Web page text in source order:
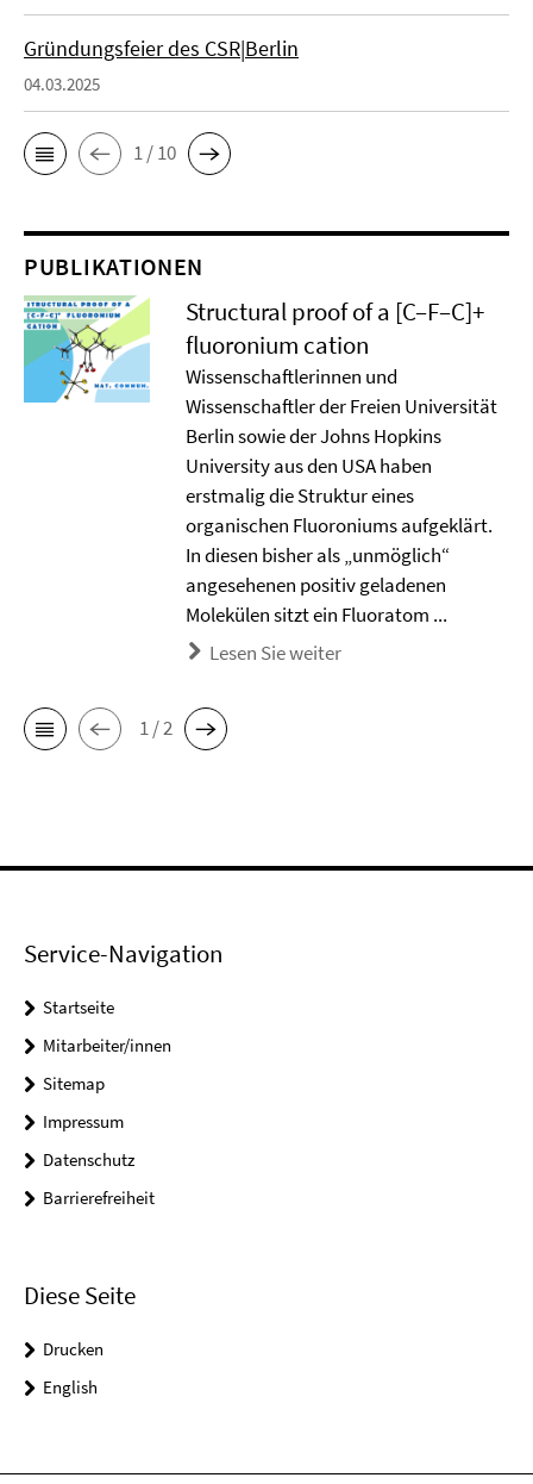
Gründungsfeier des CSR|Berlin
04.03.2025
1 / 10
PUBLIKATIONEN
Structural proof of a [C–F–C]+
ﬂuoronium cation
Wissenschaftlerinnen und
Wissenschaftler der Freien Universität
Berlin sowie der Johns Hopkins
University aus den USA haben
erstmalig die Struktur eines
organischen Fluoroniums aufgeklärt.
In diesen bisher als „unmöglich“
angesehenen positiv geladenen
Molekülen sitzt ein Fluoratom ...
Lesen Sie weiter
1 / 2
Service-Navigation
Startseite
Mitarbeiter/innen
Sitemap
Impressum
Datenschutz
Barrierefreiheit
Diese Seite
Drucken
English